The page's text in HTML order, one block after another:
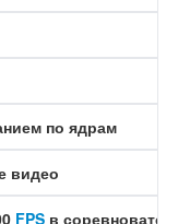
по ядрам
видео
FPS в